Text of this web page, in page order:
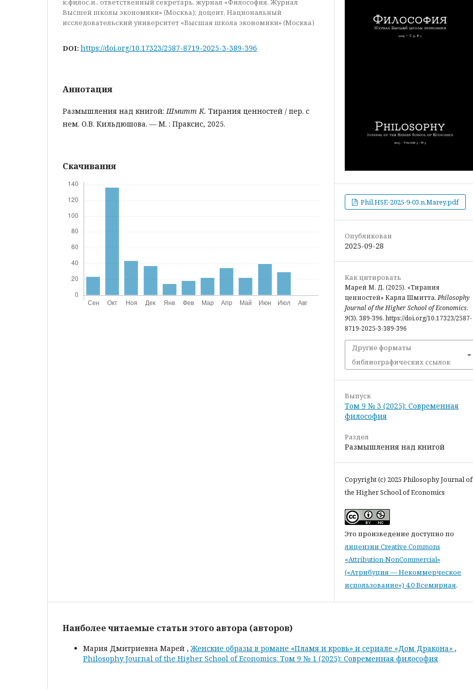
к.филос.н., ответственный секретарь, журнал «Философия. Журнал
Высшей школы экономики» (Москва); доцент, Национальный
исследовательский университет «Высшая школа экономики» (Москва)
DOI: https://doi.org/10.17323/2587-8719-2025-3-389-396
Аннотация
Размышления над книгой:Шмитт К. Тирания ценностей / пер. с
нем. О.В. Кильдюшова. — М. : Праксис, 2025.
Скачивания
Phil.HSE-2025-9-03.n.Marey.pdf
Опубликован
2025-09-28
Как цитировать
Марей М. Д. (2025). «Тирания
ценностей» Карла Шмитта.Philosophy
Journal of the Higher School of Economics,
9(3), 389-396. https://doi.org/10.17323/2587-
8719-2025-3-389-396
Другие форматы
библиографических ссылок
Выпуск
Том 9 № 3 (2025): Современная
философия
Раздел
Размышления над книгой
Copyright (c) 2025 Philosophy Journal of
the Higher School of Economics
Это произведение доступно по
лицензии Creative Commons
«Attribution-NonCommercial»
(«Атрибуция — Некоммерческое
использование») 4.0 Всемирная.
Наиболее читаемые статьи этого автора (авторов)
Мария Дмитриевна Марей ,Женские образы в романе «Пламя и кровь» и сериале «Дом Дракона» ,
Philosophy Journal of the Higher School of Economics: Том 9 № 1 (2025): Современная философия